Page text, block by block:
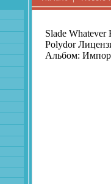
Slade
Polydor
Альбом: